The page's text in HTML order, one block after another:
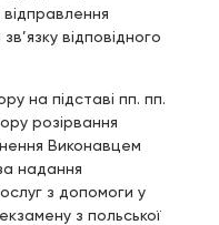
відповідного
на підставі пп. пп.
розірвання
Виконавцем
надання
з допомоги у
з польської